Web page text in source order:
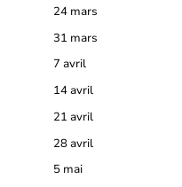
24 mars
31 mars
7 avril
14 avril
21 avril
28 avril
5 mai